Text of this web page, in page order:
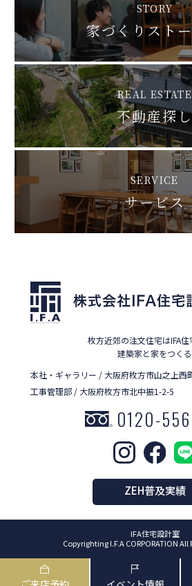
STORY
家づくりスト
REAL ESTATE
不動産探し
SERVICE
サービス
枚方近郊の注文住宅はIFA住
建築家と家をつくる
本社・ギャラリー / 大阪府枚方市山之上西
工事管理部 / 大阪府枚方市北中振1-2-5
0120-
ZEH普及実績
IFA住宅設計室
Copyrighting I.F.A CORPORATION All